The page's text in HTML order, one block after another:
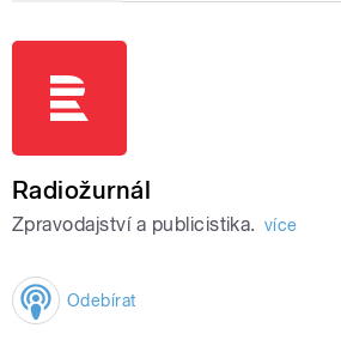
Radiožurnál
Zpravodajství a publicistika. více
Odebírat